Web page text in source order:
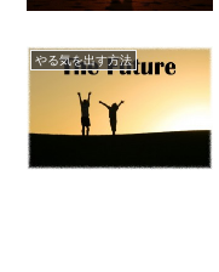
やる気を出す方法